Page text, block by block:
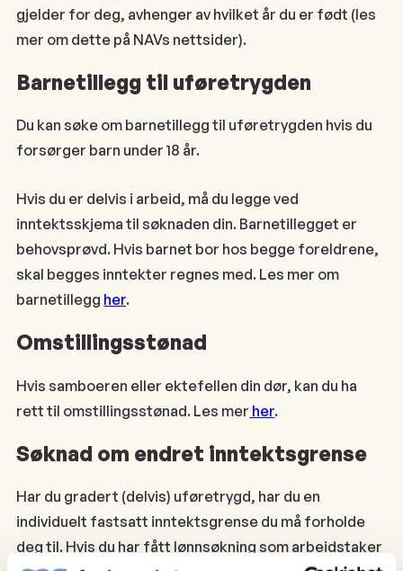
gjelder for deg, avhenger av hvilket år du er født (les
mer om dette på NAVs nettsider).
Barnetillegg til uføretrygden
Du kan søke om barnetillegg til uføretrygden hvis du
forsørger barn under 18 år.
Hvis du er delvis i arbeid, må du legge ved
inntektsskjema til søknaden din. Barnetillegget er
behovsprøvd. Hvis barnet bor hos begge foreldrene,
skal begges inntekter regnes med. Les mer om
barnetillegg her.
Omstillingsstønad
Hvis samboeren eller ektefellen din dør, kan du ha
rett til omstillingsstønad. Les mer her.
Søknad om endret inntektsgrense
Har du gradert (delvis) uføretrygd, har du en
individuelt fastsatt inntektsgrense du må forholde
deg til. Hvis du har fått lønnsøkning som arbeidstaker